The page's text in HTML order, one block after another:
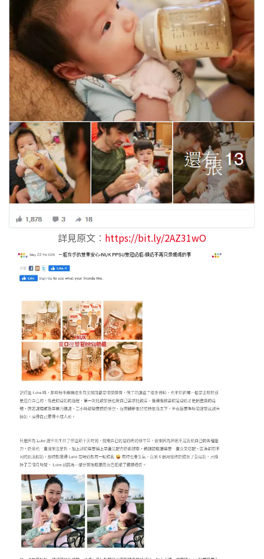
詳見原文︰ https://bit.ly/2AZ31wO